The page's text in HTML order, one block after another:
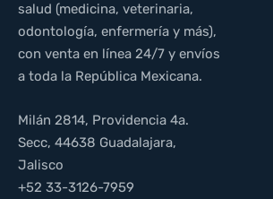
salud (medicina, veterinaria,
odontología, enfermería y más),
con venta en línea 24/7 y envíos
a toda la República Mexicana.
Milán 2814, Providencia 4a.
Secc, 44638 Guadalajara,
Jalisco
+52 33-3126-7959